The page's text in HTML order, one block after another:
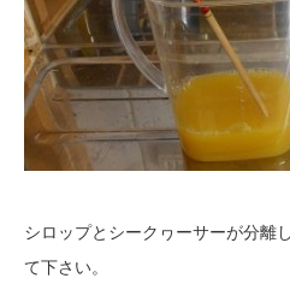
シロップとシークヮーサーが分離
て下さい。